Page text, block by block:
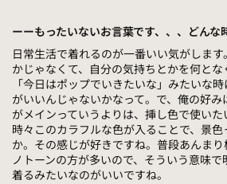
ーーもったいないお言葉です、、、どんな
日常生活で着れるのが一番いい気がしま
かじゃなくて、自分の気持ちとかを何とな
「今日はポップでいきたいな」みたいな
がいいんじゃないかなって。で、俺の好
がメインっていうよりは、挿し色で使い
時々このカラフルな色が入ることで、景
か。その感じが好きですね。普段あんま
ノトーンの方が多いので、そういう意味
着るみたいなのがいいですね。